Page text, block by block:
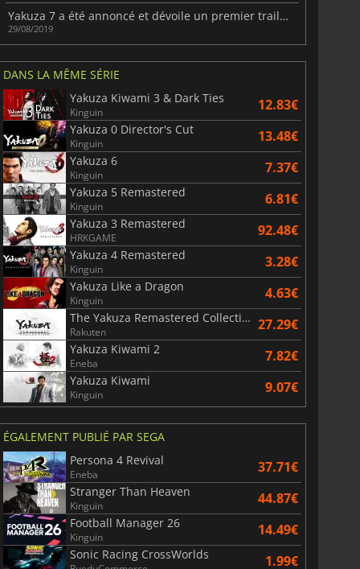
Yakuza 7 a été annoncé et dévoile un premier trailer
29/08/2019
DANS LA MÊME SÉRIE
Yakuza Kiwami 3 & Dark Ties
Kinguin 12.83€
Yakuza 0 Director's Cut
Kinguin 13.48€
Yakuza 6
Kinguin 7.37€
Yakuza 5 Remastered
Kinguin 6.81€
Yakuza 3 Remastered
HRKGAME 92.48€
Yakuza 4 Remastered
Kinguin 3.28€
Yakuza Like a Dragon
Kinguin 4.63€
The Yakuza Remastered Collection
Rakuten 27.29€
Yakuza Kiwami 2
Eneba 7.82€
Yakuza Kiwami
Kinguin 9.07€
ÉGALEMENT PUBLIÉ PAR SEGA
Persona 4 Revival
Eneba 37.71€
Stranger Than Heaven
Kinguin 44.87€
Football Manager 26
Kinguin 14.49€
Sonic Racing CrossWorlds 1.99€